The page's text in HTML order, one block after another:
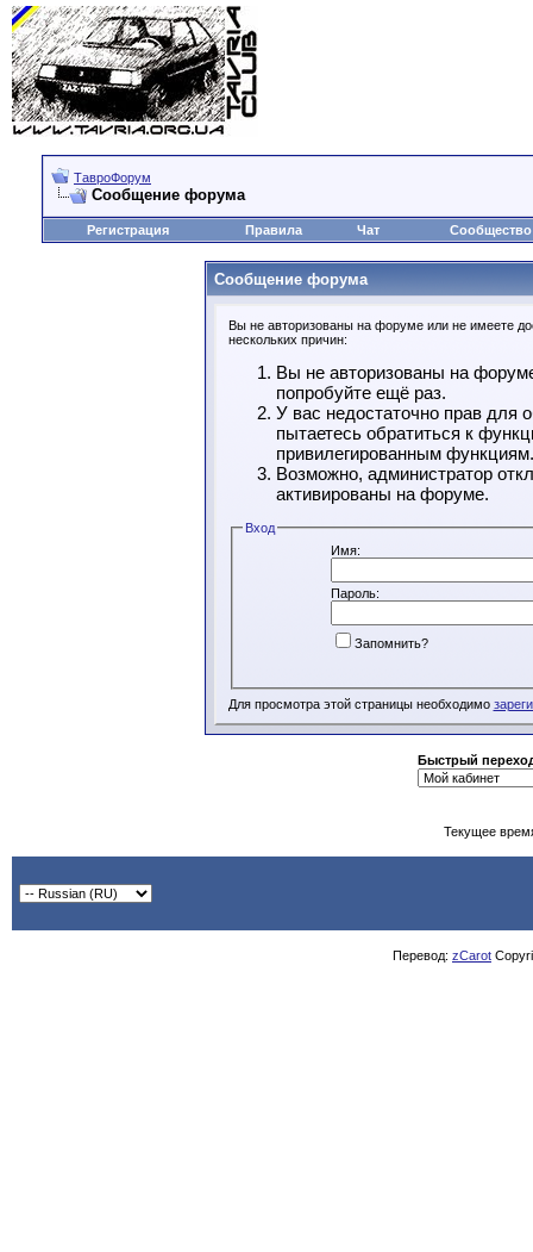
ТавроФорум
Сообщение форума
Регистрация Правила Чат Сообщество
Сообщение форума
Вы не авторизованы на форуме или не имеете
нескольких причин:
Вы не авторизованы на
попробуйте ещё раз.
У вас недостаточно прав для
пытаетесь обратиться к
привилегированным функциям.
Возможно, администратор
активированы на форуме.
Вход
Имя:
Пароль:
Запомнить?
Для просмотра этой страницы необходимо
Быстрый
Текущее
Перевод: zCarot